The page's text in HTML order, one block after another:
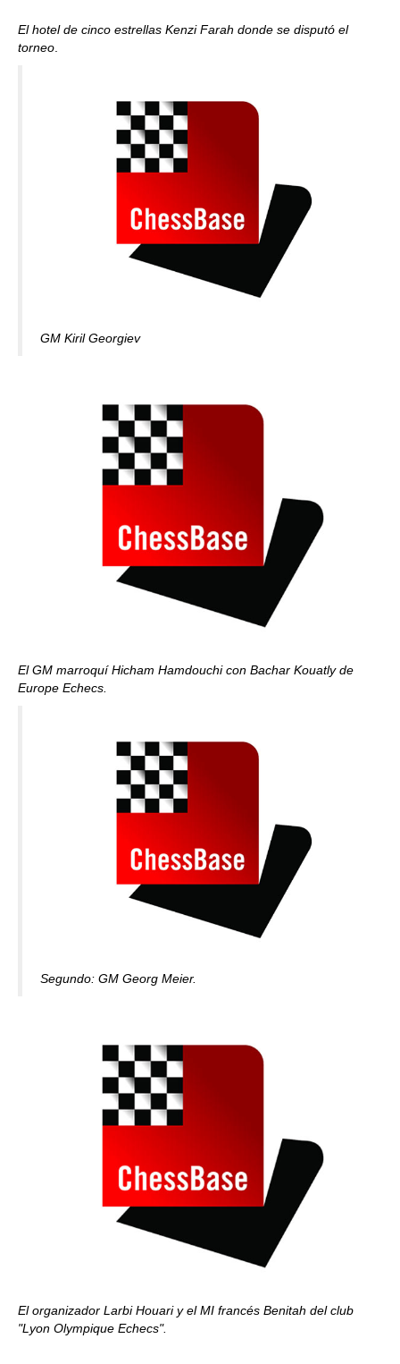
El hotel de cinco estrellas Kenzi Farah donde se disputó el
torneo
GM Kiril Georgiev
El GM marroquí Hicham Hamdouchi con Bachar Kouatly de
Europe Echecs.
Segundo: GM Georg Meier.
El organizador Larbi Houari y el MI francés Benitah del club
"Lyon Olympique Echecs".